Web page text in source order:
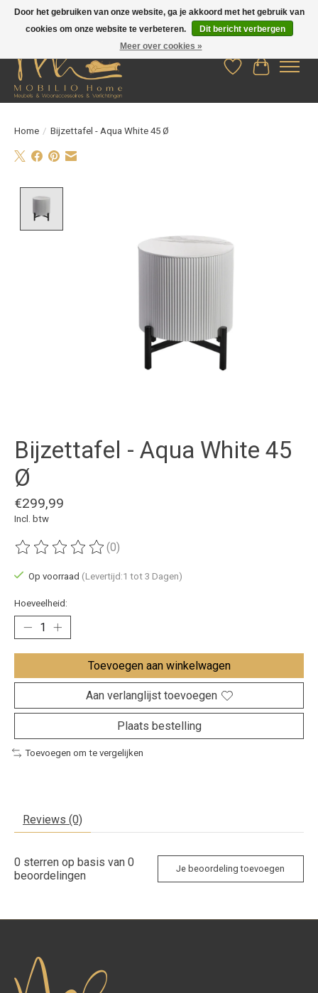
Verlanglijst
Home / Bijzettafel - Aqua White 45 Ø
Bijzettafel - Aqua White 45
Ø
€299,99
Incl. btw
De beoordeling van dit product is
(0)
Op voorraad (Levertijd:1 tot 3 Dagen)
Hoeveelheid:
Toevoegen aan winkelwagen
Aan verlanglijst toevoegen
Plaats bestelling
Toevoegen om te vergelijken
Reviews (0)
0 sterren op basis van 0
beoordelingen
Je beoordeling toevoegen
Door het gebruiken van onze website, ga je akkoord met het gebruik van
cookies om onze website te verbeteren.
Dit bericht verbergen
Meer over cookies »